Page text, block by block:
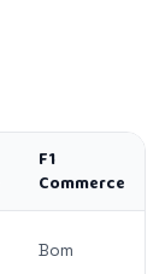
F1
Commerce
Bom